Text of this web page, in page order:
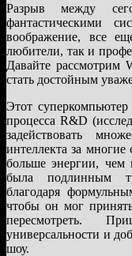
Разрыв между
фантастическими
воображение, все
любители, так и
Давайте рассмотрим
стать достойным
Этот
процесса R&D
задействовать
интеллекта за многие
больше энергии, чем
была подлинным
благодаря
чтобы он мог
пересмотреть.
универсальности и
шоу.